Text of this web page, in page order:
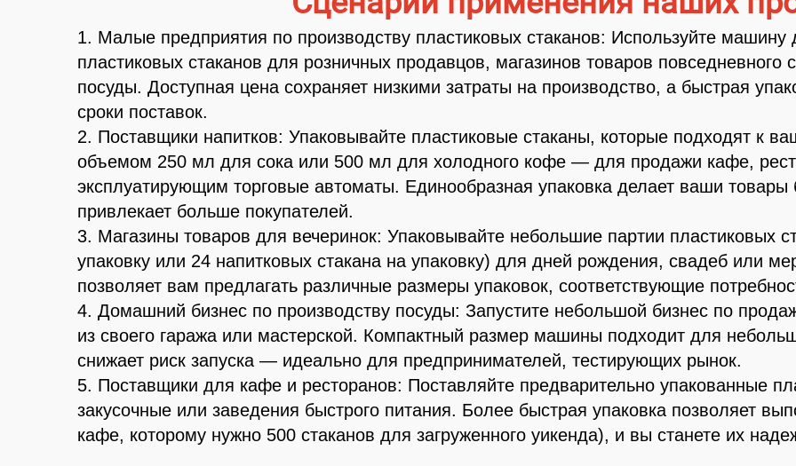
1. Малые предприятия по производству пластиковых стаканов: Используйте машину
пластиковых стаканов для розничных продавцов, магазинов товаров повседневного
посуды. Доступная цена сохраняет низкими затраты на производство, а быстрая
сроки поставок.
2. Поставщики напитков: Упаковывайте пластиковые стаканы, которые подходят к
объемом 250 мл для сока или 500 мл для холодного кофе — для продажи кафе,
эксплуатирующим торговые автоматы. Единообразная упаковка делает ваши
привлекает больше покупателей.
3. Магазины товаров для вечеринок: Упаковывайте небольшие партии пластиковых
упаковку или 24 напитковых стакана на упаковку) для дней рождения, свадеб или
позволяет вам предлагать различные размеры упаковок, соответствующие
4. Домашний бизнес по производству посуды: Запустите небольшой бизнес по
из своего гаража или мастерской. Компактный размер машины подходит для
снижает риск запуска — идеально для предпринимателей, тестирующих рынок.
5. Поставщики для кафе и ресторанов: Поставляйте предварительно упакованные
закусочные или заведения быстрого питания. Более быстрая упаковка позволяет
кафе, которому нужно 500 стаканов для загруженного уикенда), и вы станете их